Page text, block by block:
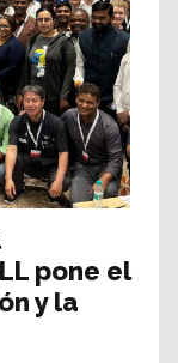
pone el
y la